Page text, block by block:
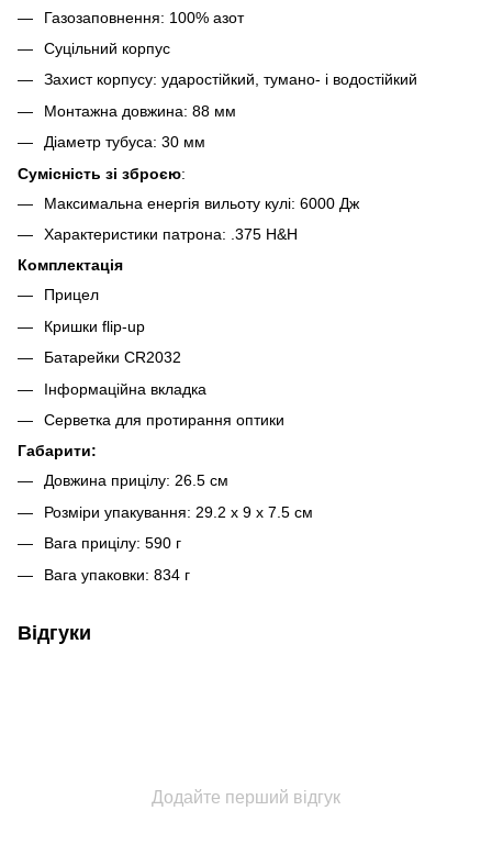
Газозаповнення: 100% азот
Суцільний корпус
Захист корпусу: ударостійкий, тумано- і водостійкий
Монтажна довжина: 88 мм
Діаметр тубуса: 30 мм
Сумісність зі зброєю:
Максимальна енергія вильоту кулі: 6000 Дж
Характеристики патрона: .375 H&H
Комплектація
Прицел
Кришки flip-up
Батарейки СR2032
Інформаційна вкладка
Серветка для протирання оптики
Габарити:
Довжина прицілу: 26.5 см
Розміри упакування: 29.2 х 9 х 7.5 см
Вага прицілу: 590 г
Вага упаковки: 834 г
Відгуки
Додайте перший відгук